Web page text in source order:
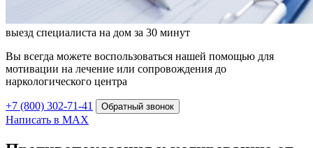
выезд специалиста на дом за 30 минут
Вы всегда можете воспользоваться нашей помощью для
мотивации на лечение или сопровождения до
наркологического центра
+7 (800) 302-71-41 Обратный звонок
Написать в MAX